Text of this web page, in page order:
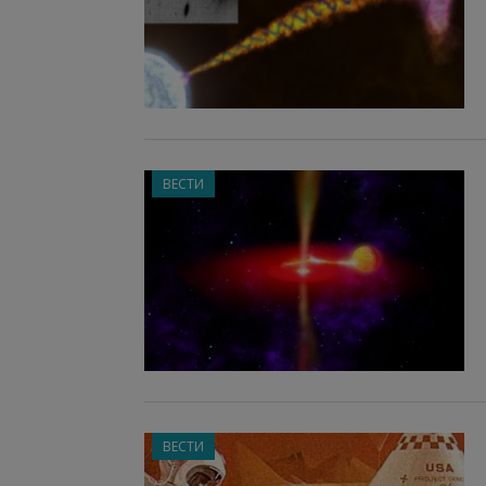
ВЕСТИ
ВЕСТИ